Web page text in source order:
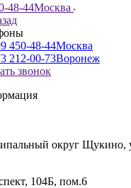
48-44Москва
450-48-44Москва
212-00-73Воронеж
звонок
округ
104Б, пом.6